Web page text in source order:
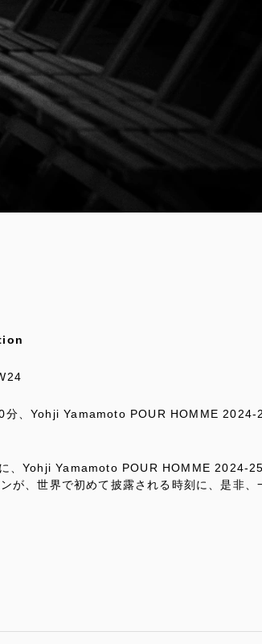
分、Yohji Yamamoto POUR HOMME 2024-
、Yohji Yamamoto POUR HOMME 2024-
が、世界で初めて披露される時刻に、是非、